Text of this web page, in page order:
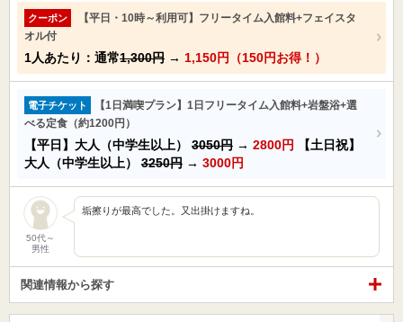
クーポン
【平日・10時～利用可】フリータイム入館料+フェイスタ
オル付
1人あたり：通常1,300円 → 1,150円（150円お得！）
電子チケット
【1日満喫プラン】1日フリータイム入館料+岩盤浴+選
べる定食（約1200円）
【平日】大人（中学生以上） 3050円 → 2800円
【土日祝】
大人（中学生以上） 3250円 → 3000円
50代～
男性
垢擦りが最高でした。又出掛けますね。
関連情報から探す